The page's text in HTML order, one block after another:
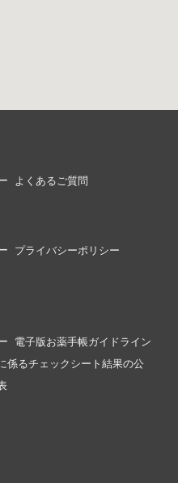
よくあるご質問
プライバシーポリシー
電子版お薬手帳ガイドライン
係るチェックシート結果の公